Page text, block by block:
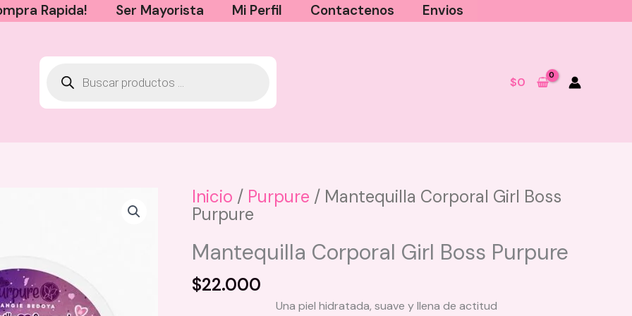
Rapida! Ser Mayorista Mi Perfil Contactenos Envios
$0
Inicio / Purpure / Mantequilla Corporal Girl Boss
Purpure
Mantequilla Corporal Girl Boss Purpure
$22.000
Una piel hidratada, suave y llena de actitud
Lip Bloom Crush Magic
$ 40.000